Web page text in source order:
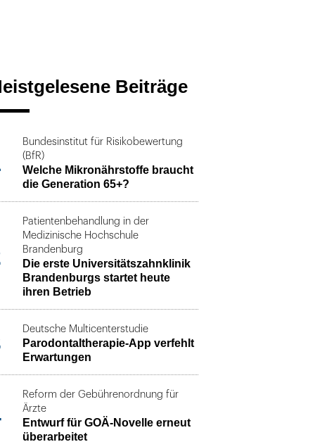
Beiträge
Bundesinstitut für Risikobewertung
(BfR)
Welche Mikronährstoffe braucht
die Generation 65+?
Patientenbehandlung in der
Medizinische Hochschule
Brandenburg
Die erste Universitätszahnklinik
Brandenburgs startet heute
ihren Betrieb
Deutsche Multicenterstudie
Parodontaltherapie-App verfehlt
Erwartungen
Reform der Gebührenordnung für
Ärzte
Entwurf für GOÄ-Novelle erneut
überarbeitet